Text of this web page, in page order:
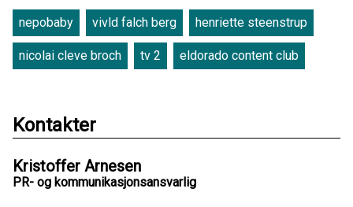
nepobaby vivld falch berg henriette steenstrup
nicolai cleve broch tv 2 eldorado content club
Kontakter
Kristoffer Arnesen
PR- og kommunikasjonsansvarlig